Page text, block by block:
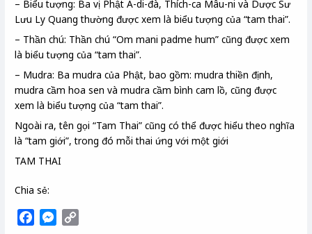
– Biểu tượng: Ba vị Phật A-di-đà, Thích-ca Mâu-ni và Dược Sư
Lưu Ly Quang thường được xem là biểu tượng của “tam thai”.
– Thần chú: Thần chú “Om mani padme hum” cũng được xem
là biểu tượng của “tam thai”.
– Mudra: Ba mudra của Phật, bao gồm: mudra thiền định,
mudra cầm hoa sen và mudra cầm bình cam lồ, cũng được
xem là biểu tượng của “tam thai”.
Ngoài ra, tên gọi “Tam Thai” cũng có thể được hiểu theo nghĩa
là “tam giới”, trong đó mỗi thai ứng với một giới
TAM THAI
Chia sẻ:
M